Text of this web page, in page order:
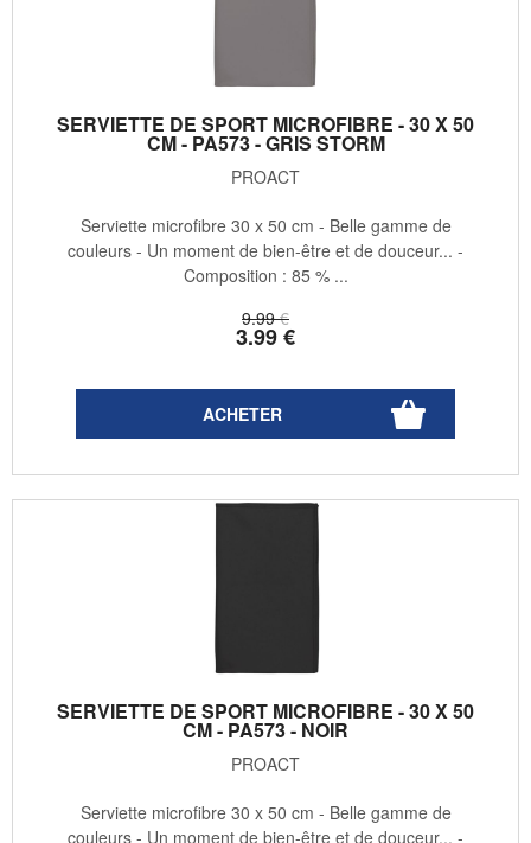
SERVIETTE DE SPORT MICROFIBRE - 30 X 50
CM - PA573 - GRIS STORM
PROACT
9.99 €
3.99€
Serviette microfibre 30 x 50 cm - Belle gamme de
couleurs - Un moment de bien-être et de douceur... -
Composition : 85 % ...
SERVIETTE DE SPORT MICROFIBRE - 30 X 50
CM - PA573 - NOIR
PROACT
Serviette microfibre 30 x 50 cm - Belle gamme de
couleurs - Un moment de bien-être et de douceur... -